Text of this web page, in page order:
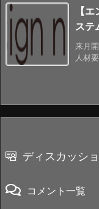
【
ステ
来月
人材
ディスカッシ
コメント一覧